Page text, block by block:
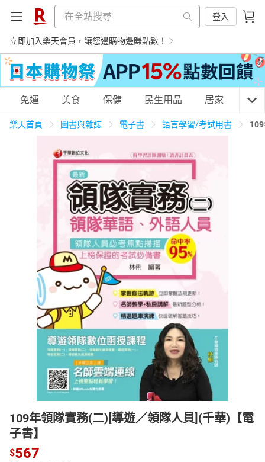
登入
立即加入樂天會員，讓您邊購物邊賺點數！
購物網分類
天天免運 美食蛋糕 養生保健
3C家電 運動休閒 親子玩具
男裝 化妝保養
日本購物 電子/紙本書
免運 美食 保健 民生用品 居家 3C
樂天首頁 圖書與雜誌 電子書 語言學習/考試用書
109年領隊實務(二)[導遊／領隊人員](千華)【電
子書】
$567